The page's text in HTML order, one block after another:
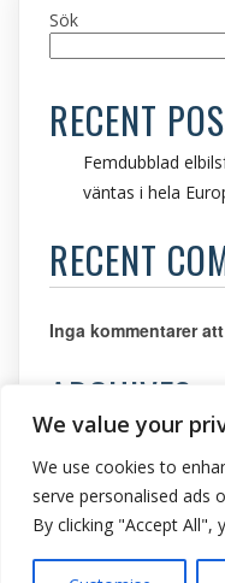
We value your
We use cookies to
serve personalised ads
By clicking "Accept All",
Sök
RECENT
Femdubblad
väntas i hela
RECENT
Inga kommentarer
ARCHIVES
mars 2025
CATEGORIES